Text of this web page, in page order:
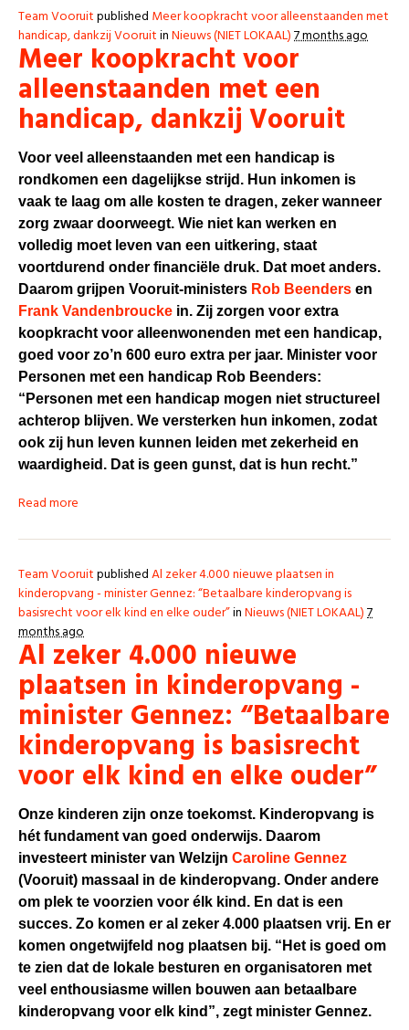
Team Vooruitpublished Meer koopkracht voor alleenstaanden met
handicap, dankzij VooruitinNieuws (NIET LOKAAL)7 months ago
Meer koopkracht voor
alleenstaanden met een
handicap, dankzij Vooruit
Voor veel alleenstaanden met een handicap is
rondkomen een dagelijkse strijd. Hun inkomen is
vaak te laag om alle kosten te dragen, zeker wanneer
zorg zwaar doorweegt. Wie niet kan werken en
volledig moet leven van een uitkering, staat
voortdurend onder financiële druk. Dat moet anders.
Daarom grijpen Vooruit-ministers Rob Beenders en
Frank Vandenbroucke in. Zij zorgen voor extra
koopkracht voor alleenwonenden met een handicap,
goed voor zo’n 600 euro extra per jaar. Minister voor
Personen met een handicap Rob Beenders:
“Personen met een handicap mogen niet structureel
achterop blijven. We versterken hun inkomen, zodat
ook zij hun leven kunnen leiden met zekerheid en
waardigheid. Dat is geen gunst, dat is hun recht.”
Read more
Team VooruitpublishedAl zeker 4.000 nieuwe plaatsen in
kinderopvang - minister Gennez: “Betaalbare kinderopvang is
basisrecht voor elk kind en elke ouder”inNieuws (NIET LOKAAL)7
months ago
Al zeker 4.000 nieuwe
plaatsen in kinderopvang -
minister Gennez: “Betaalbare
kinderopvang is basisrecht
voor elk kind en elke ouder”
Onze kinderen zijn onze toekomst. Kinderopvang is
hét fundament van goed onderwijs. Daarom
investeert minister van Welzijn Caroline Gennez
(Vooruit) massaal in de kinderopvang. Onder andere
om plek te voorzien voor élk kind. En dat is een
succes. Zo komen er al zeker 4.000 plaatsen vrij. En er
komen ongetwijfeld nog plaatsen bij. “Het is goed om
te zien dat de lokale besturen en organisatoren met
veel enthousiasme willen bouwen aan betaalbare
kinderopvang voor elk kind”, zegt minister Gennez.